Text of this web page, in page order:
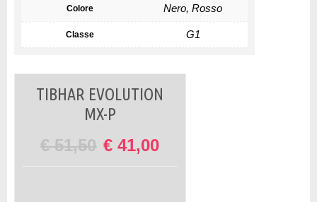
Colore Nero, Rosso
Classe G1
TIBHAR EVOLUTION
MX-P
€51,50 € 41,00